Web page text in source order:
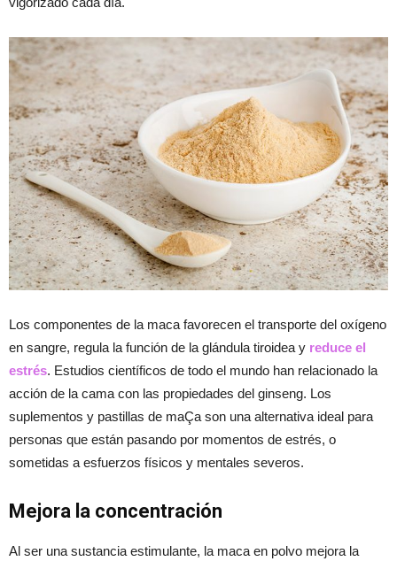
Los componentes de la maca favorecen el transporte del oxígeno
en sangre, regula la función de la glándula tiroidea y reduce el
estrés. Estudios científicos de todo el mundo han relacionado la
acción de la cama con las propiedades del ginseng. Los
suplementos y pastillas de maÇa son una alternativa ideal para
personas que están pasando por momentos de estrés, o
sometidas a esfuerzos físicos y mentales severos.
Mejora la concentración
Al ser una sustancia estimulante, la maca en polvo mejora la